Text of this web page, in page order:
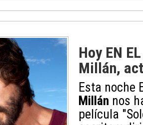
Hoy EN
Millán,
Esta noche
Millán nos
película